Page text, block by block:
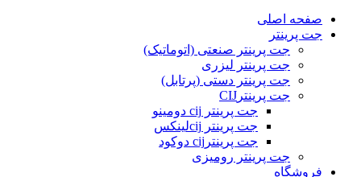
صفحه اصلی
جت پرینتر
جت پرینتر صنعتی (اتوماتیک)
جت پرینتر لیزری
جت پرینتر دستی (پرتابل)
جت پرینترCIJ
جت پرینتر cij دومینو
جت پرینتر cijلینکس
جت پرینترcij دوکود
جت پرینتر رومیزی
فروشگاه